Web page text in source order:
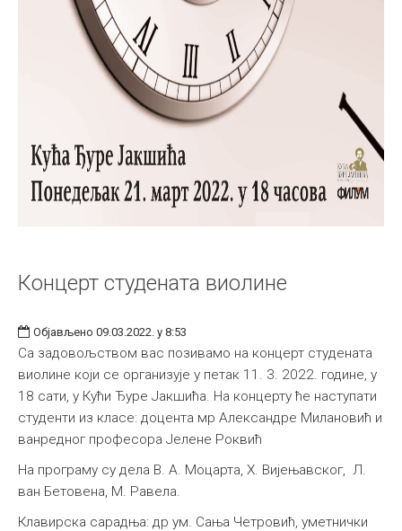
Концерт студената виолине
Објављено 09.03.2022. у 8:53
Са задовољством вас позивамо на концерт студената
виолине који се организује у петак 11. 3. 2022. године, у
18 сати, у Кући Ђуре Јакшића. На концерту ће наступати
студенти из класе: доцента мр Александре Милановић и
ванредног професора Јелене Роквић
На програму су дела В. А. Моцарта, Х. Вијењавског, Л.
ван Бетовена, М. Равела.
Клавирска сарадња: др ум. Сања Четровић, уметнички